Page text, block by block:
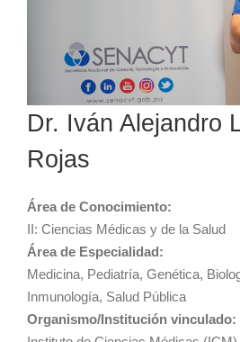
Dr. Iván Alejandro
Rojas
Área de Conocimiento:
II: Ciencias Médicas y de la Salud
Área de Especialidad:
Medicina, Pediatría, Genética,
Inmunología, Salud Pública
Organismo/Institución vinculado: